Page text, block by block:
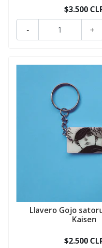
$3.500
+
-
Llavero Gojo
Kaisen
$2.500